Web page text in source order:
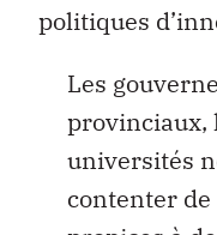
politiques
Les
provinciaux,
universités
contenter